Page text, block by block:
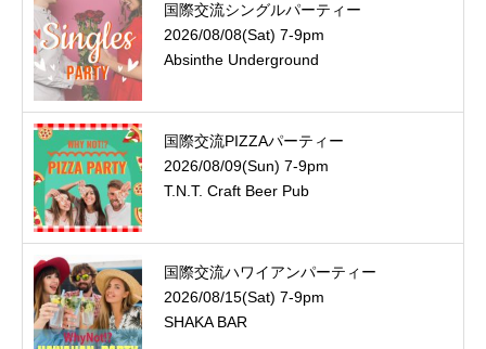
国際交流シングルパーティー
2026/08/08(Sat) 7-9pm
Absinthe Underground
国際交流PIZZAパーティー
2026/08/09(Sun) 7-9pm
T.N.T. Craft Beer Pub
国際交流ハワイアンパーティー
2026/08/15(Sat) 7-9pm
SHAKA BAR